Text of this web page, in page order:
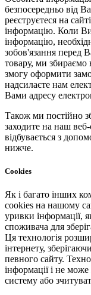
безпосередньо від
реєструєтеся на
інформацію. Коли Ви
інформацію,
зобов'язання перед
товару, ми
змогу оформити
надсилаєте нам
Вами адресу
Також ми постійно
заходите на наш
відбувається з
нижче.
Cookies
Як і багато інших
cookies на нашому
уривки інформації,
споживача для
Ця технологія
інтернету,
певного сайту.
інформації і не
систему або